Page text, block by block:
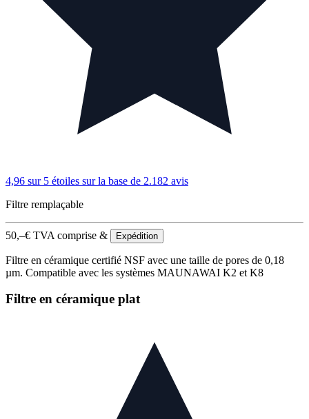
4,96 sur 5 étoiles sur la base de 2.182 avis
Filtre remplaçable
50,–€ TVA comprise & Expédition
Filtre en céramique certifié NSF avec une taille de pores de 0,18
µm. Compatible avec les systèmes MAUNAWAI K2 et K8
Filtre en céramique plat